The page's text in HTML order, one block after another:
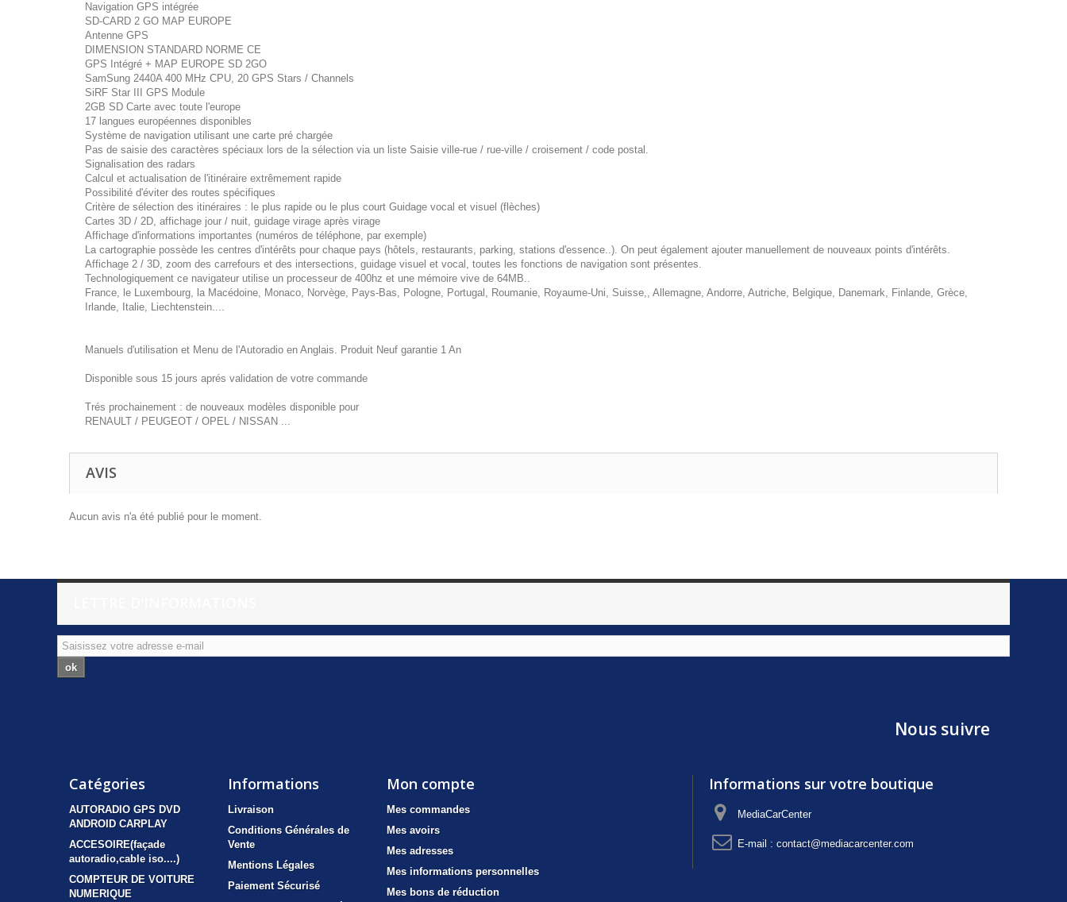
Navigation GPS intégrée
SD-CARD 2 GO MAP EUROPE
Antenne GPS
DIMENSION STANDARD NORME CE
GPS Intégré + MAP EUROPE SD 2GO
SamSung 2440A 400 MHz CPU, 20 GPS Stars / Channels
SiRF Star III GPS Module
2GB SD Carte avec toute l'europe
17 langues européennes disponibles
Système de navigation utilisant une carte pré chargée
Pas de saisie des caractères spéciaux lors de la sélection via un liste Saisie ville-rue / rue-ville / croisement / code postal.
Signalisation des radars
Calcul et actualisation de l'itinéraire extrêmement rapide
Possibilité d'éviter des routes spécifiques
Critère de sélection des itinéraires : le plus rapide ou le plus court Guidage vocal et visuel (flèches)
Cartes 3D / 2D, affichage jour / nuit, guidage virage après virage
Affichage d'informations importantes (numéros de téléphone, par exemple)
La cartographie possède les centres d'intérêts pour chaque pays (hôtels, restaurants, parking, stations d'essence..). On peut également ajouter manuellement de nouveaux points d'intérêts.
Affichage 2 / 3D, zoom des carrefours et des intersections, guidage visuel et vocal, toutes les fonctions de navigation sont présentes.
Technologiquement ce navigateur utilise un processeur de 400hz et une mémoire vive de 64MB..
France, le Luxembourg, la Macédoine, Monaco, Norvège, Pays-Bas, Pologne, Portugal, Roumanie, Royaume-Uni, Suisse,, Allemagne, Andorre, Autriche, Belgique, Danemark, Finlande, Grèce,
Irlande, Italie, Liechtenstein....
Manuels d'utilisation et Menu de l'Autoradio en Anglais. Produit Neuf garantie 1 An
Disponible sous 15 jours aprés validation de votre commande
Trés prochainement : de nouveaux modèles disponible pour
RENAULT / PEUGEOT / OPEL / NISSAN ...
AVIS
Aucun avis n'a été publié pour le moment.
ok
Nous suivre
Catégories
AUTORADIO GPS DVD
ANDROID CARPLAY
ACCESOIRE(façade
autoradio,cable iso....)
COMPTEUR DE VOITURE
NUMERIQUE
Informations
Livraison
Conditions Générales de
Vente
Mentions Légales
Paiement Sécurisé
Mon compte
Mes commandes
Mes avoirs
Mes adresses
Mes informations personnelles
Mes bons de réduction
Informations sur votre boutique
MediaCarCenter
E-mail : contact@mediacarcenter.com